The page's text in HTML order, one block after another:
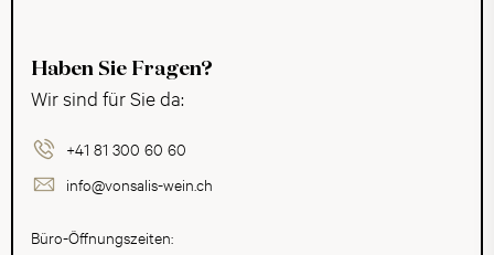
Haben Sie Fragen?
Wir sind für Sie da:
+41 81 300 60 60
info@vonsalis-wein.ch
Büro-Öffnungszeiten: